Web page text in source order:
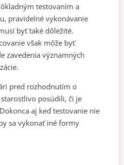
testovaním a
pravidelné vykonávanie
byť také dôležité.
však môže byť
zavedenia významných
pred rozhodnutím o
posúdili, či je
aj keď testovanie nie
sa vykonať iné formy